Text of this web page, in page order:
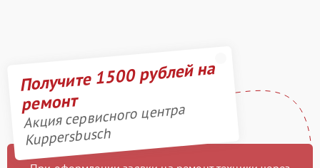
Получите 1500 рублей на
ремонт
Акция сервисного центра
Kuppersbusch